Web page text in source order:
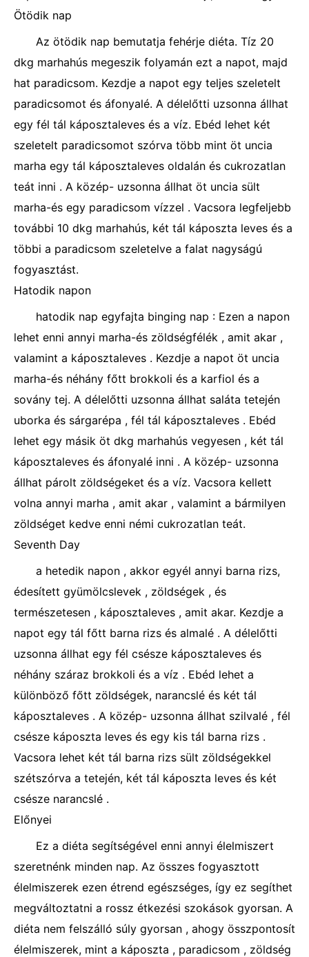
Ötödik nap
Az ötödik nap bemutatja fehérje diéta. Tíz 20
dkg marhahús megeszik folyamán ezt a napot, majd
hat paradicsom. Kezdje a napot egy teljes szeletelt
paradicsomot és áfonyalé. A délelőtti uzsonna állhat
egy fél tál káposztaleves és a víz. Ebéd lehet két
szeletelt paradicsomot szórva több mint öt uncia
marha egy tál káposztaleves oldalán és cukrozatlan
teát inni . A közép- uzsonna állhat öt uncia sült
marha-és egy paradicsom vízzel . Vacsora legfeljebb
további 10 dkg marhahús, két tál káposzta leves és a
többi a paradicsom szeletelve a falat nagyságú
fogyasztást.
Hatodik napon
hatodik nap egyfajta binging nap : Ezen a napon
lehet enni annyi marha-és zöldségfélék , amit akar ,
valamint a káposztaleves . Kezdje a napot öt uncia
marha-és néhány főtt brokkoli és a karfiol és a
sovány tej. A délelőtti uzsonna állhat saláta tetején
uborka és sárgarépa , fél tál káposztaleves . Ebéd
lehet egy másik öt dkg marhahús vegyesen , két tál
káposztaleves és áfonyalé inni . A közép- uzsonna
állhat párolt zöldségeket és a víz. Vacsora kellett
volna annyi marha , amit akar , valamint a bármilyen
zöldséget kedve enni némi cukrozatlan teát.
Seventh Day
a hetedik napon , akkor egyél annyi barna rizs,
édesített gyümölcslevek , zöldségek , és
természetesen , káposztaleves , amit akar. Kezdje a
napot egy tál főtt barna rizs és almalé . A délelőtti
uzsonna állhat egy fél csésze káposztaleves és
néhány száraz brokkoli és a víz . Ebéd lehet a
különböző főtt zöldségek, narancslé és két tál
káposztaleves . A közép- uzsonna állhat szilvalé , fél
csésze káposzta leves és egy kis tál barna rizs .
Vacsora lehet két tál barna rizs sült zöldségekkel
szétszórva a tetején, két tál káposzta leves és két
csésze narancslé .
Előnyei
Ez a diéta segítségével enni annyi élelmiszert
szeretnénk minden nap. Az összes fogyasztott
élelmiszerek ezen étrend egészséges, így ez segíthet
megváltoztatni a rossz étkezési szokások gyorsan. A
diéta nem felszálló súly gyorsan , ahogy összpontosít
élelmiszerek, mint a káposzta , paradicsom , zöldség